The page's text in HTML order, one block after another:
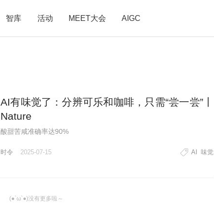
智库 活动 MEET大会 AIGC
AI有味觉了：分辨可乐和咖啡，只需“尝一尝”丨
Nature
酸甜苦咸准确率达90%
时令 2025-07-15 AI 味觉
(●`ω`●)没有更多啦～